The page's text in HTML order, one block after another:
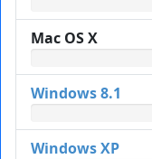
Mac OS X
Windows 8.1
Windows XP